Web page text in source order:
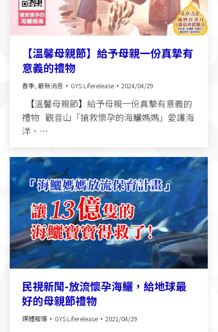
【溫馨母親節】給予母親一份真摯有
意義的禮物
春季, 最新消息 GYS Liferelease 2024/04/29
【溫馨母親節】給予母親一份真摯有意義的
禮物 觀音山「搶救懷孕的海鱺媽媽」愛護海
洋、…
民視新聞-放流懷孕海鱺，給地球最
好的母親節禮物
媒體報導 GYS Liferelease 2021/04/29